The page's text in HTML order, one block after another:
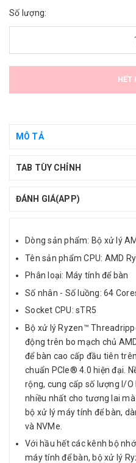
Số lượng:
HẾT
MÔ TẢ
TAB TÙY CHỈNH
ĐÁNH GIÁ(APP)
Dòng sản phẩm: Bộ xử lý
Tên sản phẩm CPU: AMD
Phân loại: Máy tính để bàn
Số nhân - Số luồng: 64
Socket CPU: sTR5
Bộ xử lý Ryzen™
động trên bo mạch chủ
để bàn cao cấp đầu tiên
chuẩn PCIe® 4.0 hiện đại.
rộng, cung cấp số lượng I/
nhiều nhất cho tương lai
bộ xử lý máy tính để bàn,
và NVMe.
Với hầu hết các kênh bộ
máy tính để bàn, bộ xử lý